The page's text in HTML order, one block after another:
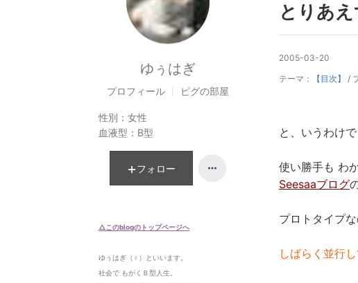
とりあ
2005-03-20
テーマ：
【目次】 /
と、いうわけ
使い勝手も わ
Seesaaブログ
プロトタイプ
しばらく並行
ゆぅはぎ
プロフィール ピグの部屋
性別： 女性
血液型： B型
フォロー
△このblogのトップページへ
ゆぅはぎ（♀）といいます。
社会で もがくＢ型人生。